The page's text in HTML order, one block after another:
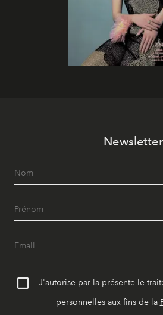
Newsletter
J'autorise par la présente le
personnelles aux fins de la